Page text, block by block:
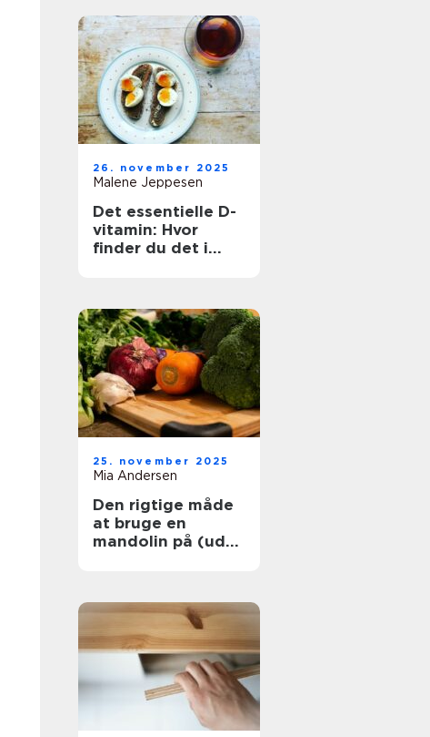
26. november 2025
Malene Jeppesen
Det essentielle D-
vitamin: Hvor
finder du det i
25. november 2025
Mia Andersen
Den rigtige måde
at bruge en
mandolin på (uden